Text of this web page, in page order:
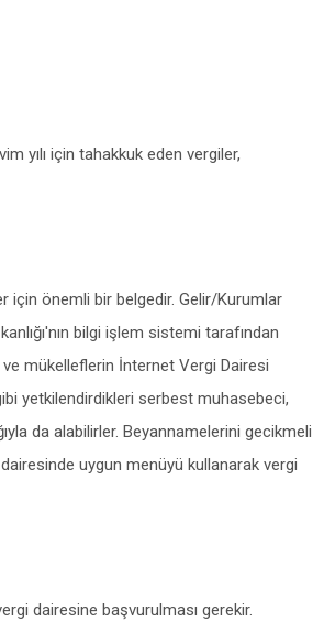
yılı için tahakkuk eden vergiler,
için önemli bir belgedir. Gelir/Kurumlar
bilgi işlem sistemi tarafından
mükelleflerin İnternet Vergi Dairesi
yetkilendirdikleri serbest muhasebeci,
da alabilirler. Beyannamelerini gecikmeli
uygun menüyü kullanarak vergi
dairesine başvurulması gerekir.